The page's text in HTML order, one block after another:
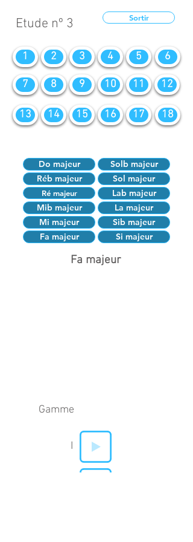
Etude nº 3 Sortir
1 2 3 4 5 6
7 8 9 10 11 12
13 14 15 16 17 18
Do majeur
Solb majeur
Réb majeur
Sol majeur
Ré majeur
Lab majeur
Mib majeur
La majeur
Mi majeur
Sib majeur
Fa majeur
Si majeur
Fa majeur
Gamme
I